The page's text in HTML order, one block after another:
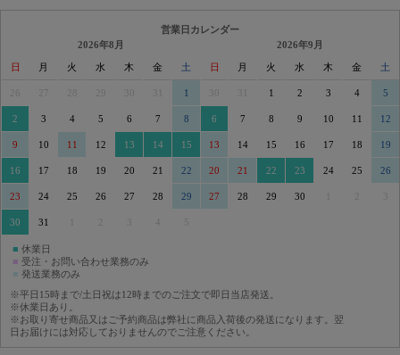
営業日カレンダー
2026年8月
日 月 火 水 木 金 土
1
2 3 4 5 6 7 8
9 10 11 12 13 14 15
16 17 18 19 20 21 22
23 24 25 26 27 28 29
30 31 5
2026年9月
日 月 火 水 木 金 土
1 2 3 4 5
6 7 8 9 10 11 12
13 14 15 16 17 18 19
20 21 22 23 24 25 26
27 28 29 30
■ 休業日
■ 受注・お問い合わせ業務のみ
■ 発送業務のみ
※平日15時まで/土日祝は12時までのご注文で即日当店発送。
※休業日あり。
※お取り寄せ商品又はご予約商品は弊社に商品入荷後の発送になります。翌
日お届けには対応しておりませんのでご注意ください。